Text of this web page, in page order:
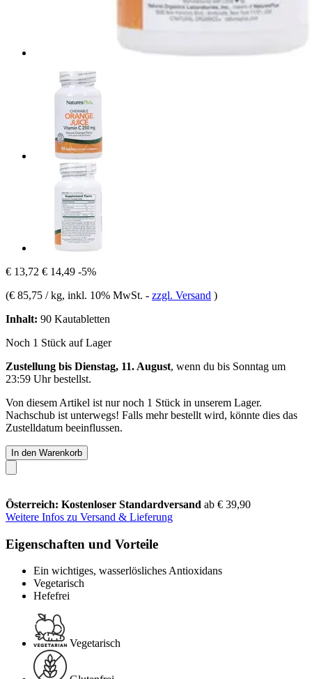
€ 13,72 € 14,49 -5%
(€ 85,75 / kg, inkl. 10% MwSt. - zzgl. Versand )
Inhalt: 90 Kautabletten
Noch 1 Stück auf Lager
Zustellung bis Dienstag, 11. August, wenn du bis Sonntag um
23:59 Uhrbestellst.
Von diesem Artikel ist nur noch 1 Stück in unserem Lager.
Nachschub ist unterwegs! Falls mehr bestellt wird, könnte dies das
Zustelldatum beeinflussen.
In den Warenkorb
Österreich: Kostenloser Standardversand ab € 39,90
Weitere Infos zu Versand & Lieferung
Eigenschaften und Vorteile
Ein wichtiges, wasserlösliches Antioxidans
Vegetarisch
Hefefrei
Vegetarisch